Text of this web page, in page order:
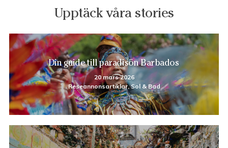
Upptäck våra stories
Din guide till paradisön Barbados
20 mars 2026
Reseannonsartiklar, Sol & Bad